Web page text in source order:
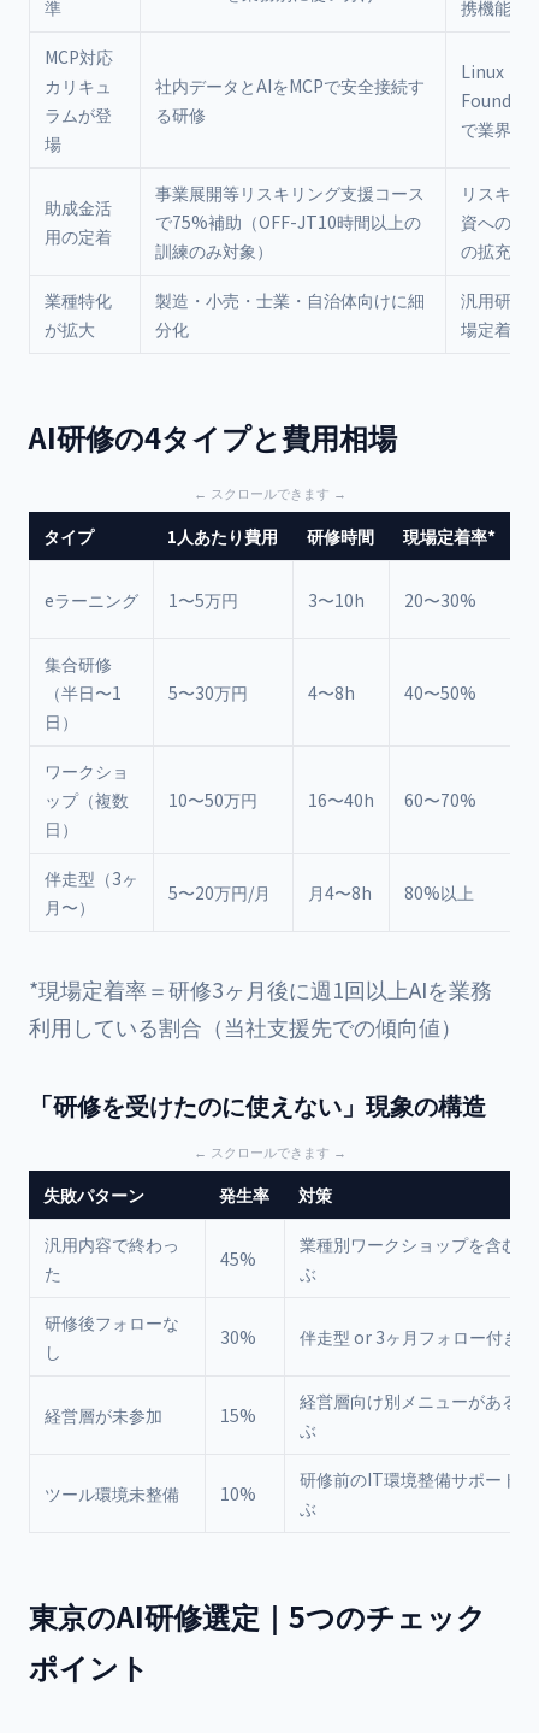
準 携機能の
MCP対応
カリキュ
ラムが登
場
社内データとAIをMCPで安全接続す
る研修
Linux
で業界標
助成金活
用の定着
事業展開等リスキリング支援コース
で75%補助（OFF-JT10時間以上の
訓練のみ対象）
リスキリ
資への公
の拡充
業種特化
が拡大
製造・小売・士業・自治体向けに細
分化
汎用研修
場定着率
AI研修の4タイプと費用相場
タイプ 1人あたり費用 研修時間 現場定着率*
eラーニング 1〜5万円 3〜10h 20〜30%
集合研修
（半日〜1
日）
5〜30万円 4〜8h 40〜50%
ワークショ
ップ（複数
日）
10〜50万円 16〜40h 60〜70%
伴走型（3ヶ
月〜）
5〜20万円/月 月4〜8h 80%以上
*現場定着率＝研修3ヶ月後に週1回以上AIを業務
利用している割合（当社支援先での傾向値）
「研修を受けたのに使えない」現象の構造
失敗パターン 発生率 対策
汎用内容で終わっ
た
45%
業種別ワークショップを含む
ぶ
研修後フォローな
し
30% 伴走型 or 3ヶ月フォロー付き
経営層が未参加 15%
経営層向け別メニューがある
ぶ
ツール環境未整備 10%
研修前のIT環境整備サポート
ぶ
東京のAI研修選定｜5つのチェック
ポイント